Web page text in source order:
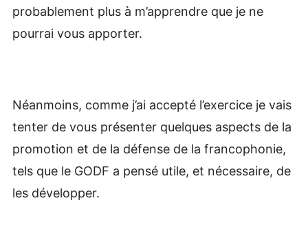
probablement plus à m’apprendre que je ne
pourrai vous apporter.
Néanmoins, comme j’ai accepté l’exercice je vais
tenter de vous présenter quelques aspects de la
promotion et de la défense de la francophonie,
tels que le GODF a pensé utile, et nécessaire, de
les développer.